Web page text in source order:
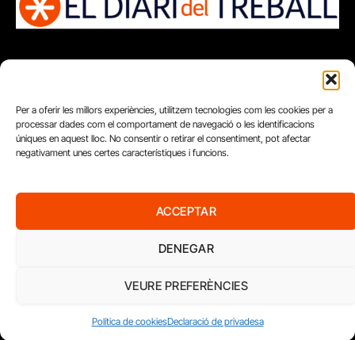
Per a oferir les millors experiències, utilitzem tecnologies com les cookies per a
processar dades com el comportament de navegació o les identificacions
úniques en aquest lloc. No consentir o retirar el consentiment, pot afectar
negativament unes certes característiques i funcions.
ACCEPTAR
DENEGAR
VEURE PREFERÈNCIES
Política de cookiesDeclaració de privadesa
PERIODISME
PLURAL